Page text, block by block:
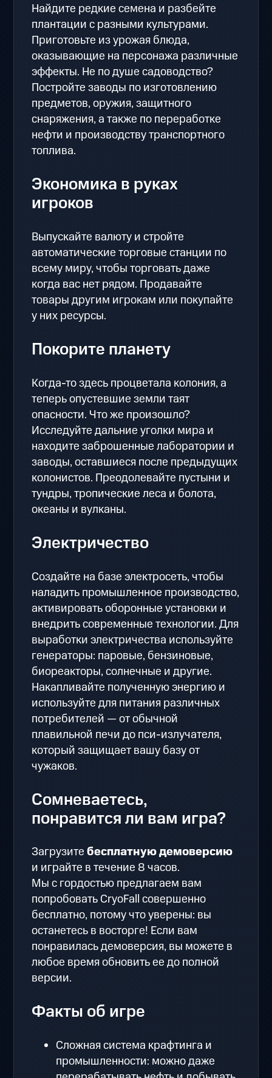
Найдите редкие семена и разбейте
плантации с разными культурами.
Приготовьте из урожая блюда,
оказывающие на персонажа различные
эффекты. Не по душе садоводство?
Постройте заводы по изготовлению
предметов, оружия, защитного
снаряжения, а также по переработке
нефти и производству транспортного
топлива.
Экономика в руках
игроков
Выпускайте валюту и стройте
автоматические торговые станции по
всему миру, чтобы торговать даже
когда вас нет рядом. Продавайте
товары другим игрокам или покупайте
у них ресурсы.
Покорите планету
Когда-то здесь процветала колония, а
теперь опустевшие земли таят
опасности. Что же произошло?
Исследуйте дальние уголки мира и
находите заброшенные лаборатории и
заводы, оставшиеся после предыдущих
колонистов. Преодолевайте пустыни и
тундры, тропические леса и болота,
океаны и вулканы.
Электричество
Создайте на базе электросеть, чтобы
наладить промышленное производство,
активировать оборонные установки и
внедрить современные технологии. Для
выработки электричества используйте
генераторы: паровые, бензиновые,
биореакторы, солнечные и другие.
Накапливайте полученную энергию и
используйте для питания различных
потребителей — от обычной
плавильной печи до пси-излучателя,
который защищает вашу базу от
чужаков.
Сомневаетесь,
понравится ли вам игра?
Загрузитебесплатную демоверсию
и играйте в течение 8 часов.
Мы с гордостью предлагаем вам
попробовать CryoFall совершенно
бесплатно, потому что уверены: вы
останетесь в восторге! Если вам
понравилась демоверсия, вы можете в
любое время обновить ее до полной
версии.
Факты об игре
Сложная система крафтинга и
промышленности: можно даже